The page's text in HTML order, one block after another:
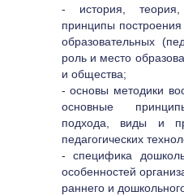
- история, теория,
принципы
образовательных
роль и место
и общества;
- основы методики
основные
подхода, виды и
педагогических
- специфика
особенностей
раннего и